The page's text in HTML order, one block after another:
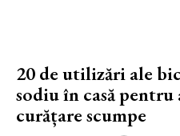
20 de utilizări ale
sodiu în casă
curățare scumpe